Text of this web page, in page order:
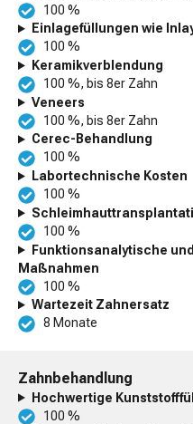
100 %
Einlagefüllungen wie
100 %
Keramikverblendung
100 %, bis 8er Zahn
Veneers
100 %, bis 8er Zahn
Cerec-Behandlung
100 %
Labortechnische Kosten
100 %
100 %
Funktionsanalytische
Maßnahmen
100 %
Wartezeit Zahnersatz
8 Monate
Zahnbehandlung
Hochwertige
100 %